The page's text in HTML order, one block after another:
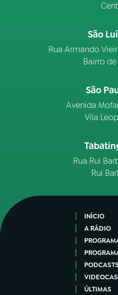
São
Rua Armando
Bairro
São
Avenida
Vila
Rua Rui
Rui
INÍCIO
A RÁDIO
PODCASTS
ÚLTIMAS